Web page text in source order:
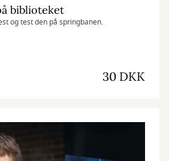
biblioteket
og test den på springbanen.
30 DKK